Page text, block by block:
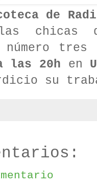
de
las
número
las 20h en
su